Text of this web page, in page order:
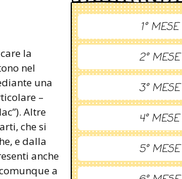
la
nel
una
–
Altre
che si
e dalla
anche
a
1° MESE
2° MESE
3° MESE
4° MESE
5° MESE